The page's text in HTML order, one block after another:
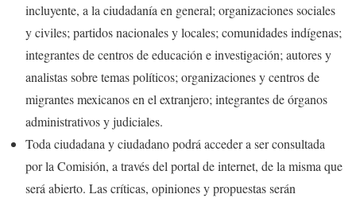
incluyente, a la ciudadanía en general; organizaciones sociales
y civiles; partidos nacionales y locales; comunidades indígenas;
integrantes de centros de educación e investigación; autores y
analistas sobre temas políticos; organizaciones y centros de
migrantes mexicanos en el extranjero; integrantes de órganos
administrativos y judiciales.
Toda ciudadana y ciudadano podrá acceder a ser consultada
por la Comisión, a través del portal de internet, de la misma que
será abierto. Las críticas, opiniones y propuestas serán